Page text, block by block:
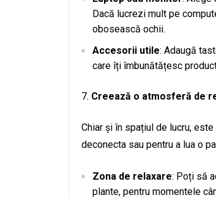
Dacă lucrezi mult pe
obosească ochii.
Accesorii utile: Adaugă
care îți îmbunătățesc
Creează o atmosferă de
Chiar și în spațiul de lucru,
deconecta sau pentru a lua o
Zona de relaxare: Poți să
plante, pentru momentele